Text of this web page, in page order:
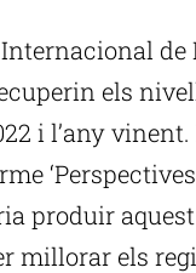
de
els
i l’any
produir aquest
millorar els